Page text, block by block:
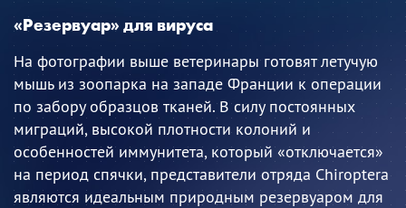
«Резервуар» для вируса
На фотографии выше ветеринары готовят летучую
мышь из зоопарка на западе Франции к операции
по забору образцов тканей. В силу постоянных
миграций, высокой плотности колоний и
особенностей иммунитета, который «отключается»
на период спячки, представители отряда Chiroptera
являются идеальным природным резервуаром для